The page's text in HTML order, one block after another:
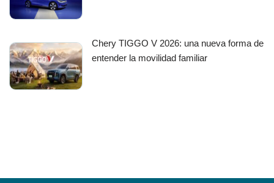
Chery TIGGO V 2026: una nueva forma de
entender la movilidad familiar